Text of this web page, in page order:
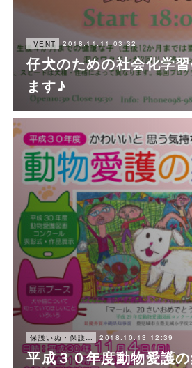
IVENT 2018.11.11 03:32
仔犬のための社会化学
ます♪
保護いぬ・保護ねこ情報・譲渡会情報 2018.10.13 12:39
平成３０年度動物愛護